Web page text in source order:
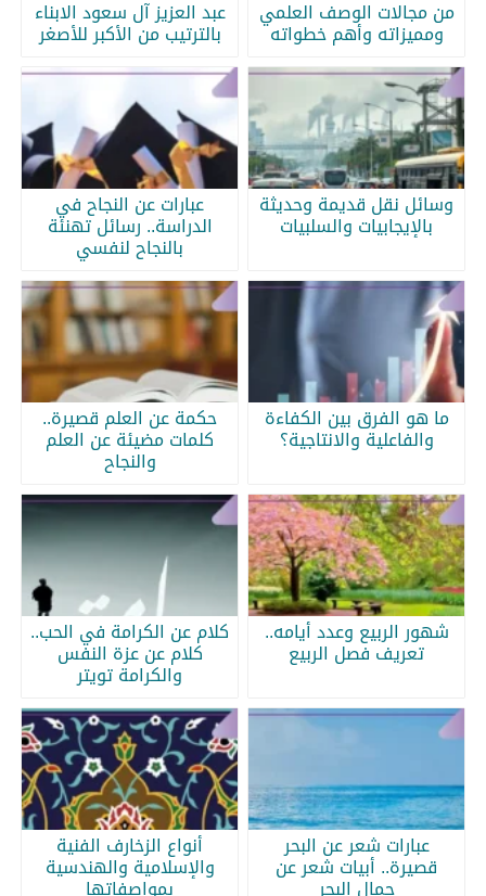
من مجالات الوصف العلمي
ومميزاته وأهم خطواته
عبد العزيز آل سعود الابناء
بالترتيب من الأكبر للأصغر
وسائل نقل قديمة وحديثة
بالإيجابيات والسلبيات
عبارات عن النجاح في
الدراسة.. رسائل تهنئة
بالنجاح لنفسي
ما هو الفرق بين الكفاءة
والفاعلية والانتاجية؟
حكمة عن العلم قصيرة..
كلمات مضيئة عن العلم
والنجاح
شهور الربيع وعدد أيامه..
تعريف فصل الربيع
كلام عن الكرامة في الحب..
كلام عن عزة النفس
والكرامة تويتر
عبارات شعر عن البحر
قصيرة.. أبيات شعر عن
جمال البحر
أنواع الزخارف الفنية
والإسلامية والهندسية
بمواصفاتها